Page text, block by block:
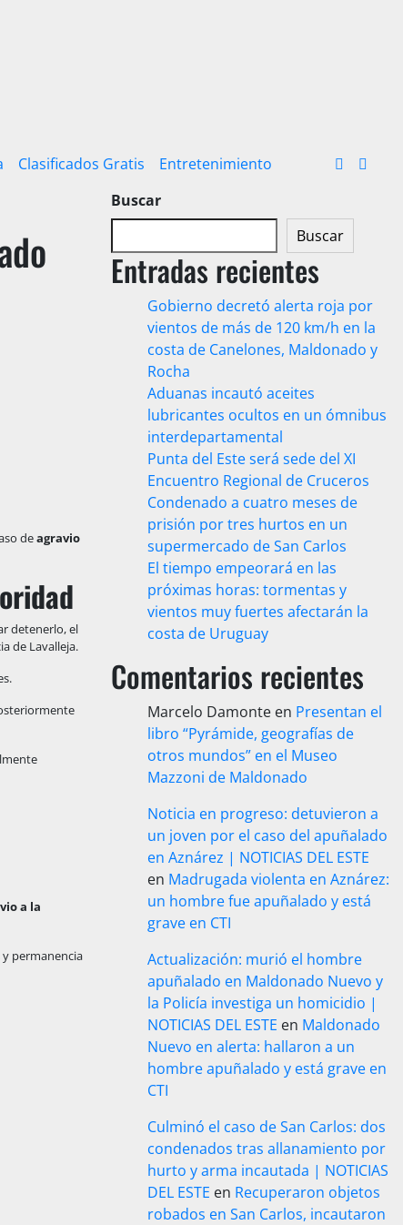
Clasificados Gratis Entretenimiento
deagravio
detenerlo, el
de Lavalleja.
a la
permanencia
Buscar
Buscar
Entradas recientes
Gobierno decretó alerta roja por
vientos de más de 120 km/h en la
costa de Canelones, Maldonado y
Rocha
Aduanas incautó aceites
lubricantes ocultos en un ómnibus
interdepartamental
Punta del Este será sede del XI
Encuentro Regional de Cruceros
Condenado a cuatro meses de
prisión por tres hurtos en un
supermercado de San Carlos
El tiempo empeorará en las
próximas horas: tormentas y
vientos muy fuertes afectarán la
costa de Uruguay
Comentarios recientes
Marcelo Damonte en Presentan el
libro “Pyrámide, geografías de
otros mundos” en el Museo
Mazzoni de Maldonado
Noticia en progreso: detuvieron a
un joven por el caso del apuñalado
en Aznárez | NOTICIAS DEL ESTE
en Madrugada violenta en Aznárez:
un hombre fue apuñalado y está
grave en CTI
Actualización: murió el hombre
apuñalado en Maldonado Nuevo y
la Policía investiga un homicidio |
NOTICIAS DEL ESTE en Maldonado
Nuevo en alerta: hallaron a un
hombre apuñalado y está grave en
CTI
Culminó el caso de San Carlos: dos
condenados tras allanamiento por
hurto y arma incautada | NOTICIAS
DEL ESTE en Recuperaron objetos
robados en San Carlos, incautaron